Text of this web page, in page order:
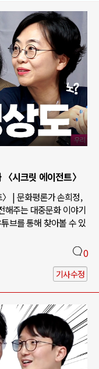
시크릿 에이전트〉
| 문화평론가 손희정,
해주는 대중문화 이야기
브를 통해 찾아볼 수 있
0
기사수정